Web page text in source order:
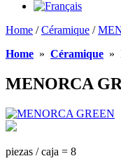
Home /Céramique /
Home » Céramique »
MENORCA
piezas / caja = 8